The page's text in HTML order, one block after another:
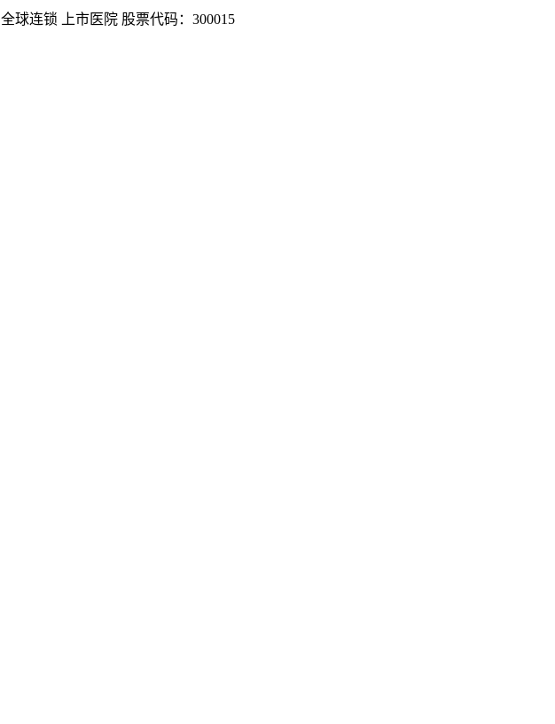
全球连锁 上市医院 股票代码：300015